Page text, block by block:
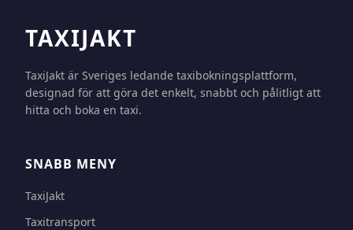
TAXIJAKT
TaxiJakt är Sveriges ledande taxibokningsplattform,
designad för att göra det enkelt, snabbt och pålitligt att
hitta och boka en taxi.
SNABB MENY
TaxiJakt
Taxitransport